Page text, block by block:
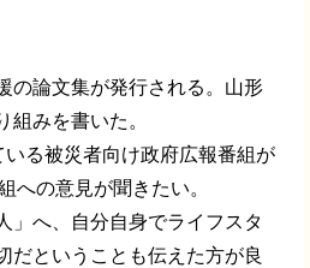
の論文集が発行される。山形
みを書いた。
いる被災者向け政府広報番組が
への意見が聞きたい。
」へ、自分自身でライフスタ
だということも伝えた方が良